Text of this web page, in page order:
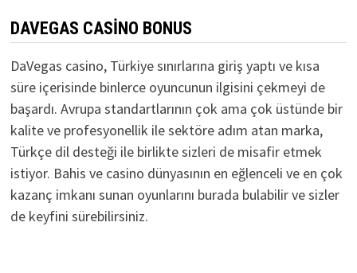
DAVEGAS CASINO BONUS
DaVegas casino, Türkiye sınırlarına giriş yaptı ve kısa
süre içerisinde binlerce oyuncunun ilgisini çekmeyi de
başardı. Avrupa standartlarının çok ama çok üstünde bir
kalite ve profesyonellik ile sektöre adım atan marka,
Türkçe dil desteği ile birlikte sizleri de misafir etmek
istiyor. Bahis ve casino dünyasının en eğlenceli ve en çok
kazanç imkanı sunan oyunlarını burada bulabilir ve sizler
de keyfini sürebilirsiniz.